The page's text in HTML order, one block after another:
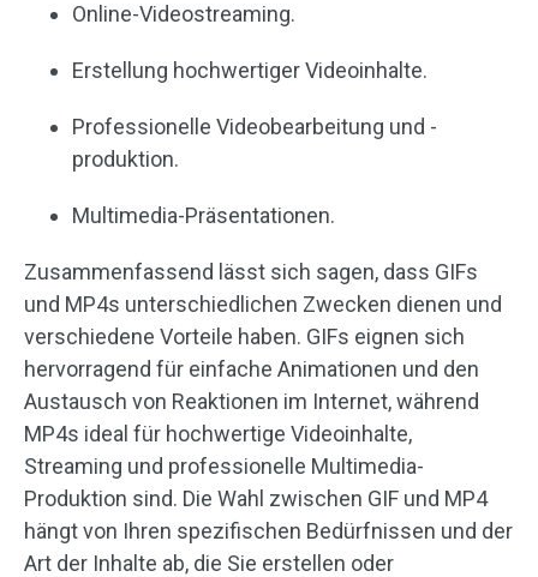
Online-Videostreaming.
Erstellung hochwertiger Videoinhalte.
Professionelle Videobearbeitung und -
produktion.
Multimedia-Präsentationen.
Zusammenfassend lässt sich sagen, dass GIFs
und MP4s unterschiedlichen Zwecken dienen und
verschiedene Vorteile haben. GIFs eignen sich
hervorragend für einfache Animationen und den
Austausch von Reaktionen im Internet, während
MP4s ideal für hochwertige Videoinhalte,
Streaming und professionelle Multimedia-
Produktion sind. Die Wahl zwischen GIF und MP4
hängt von Ihren spezifischen Bedürfnissen und der
Art der Inhalte ab, die Sie erstellen oder